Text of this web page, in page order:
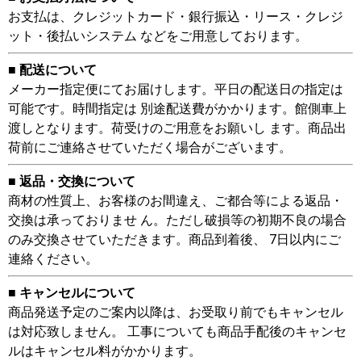
お支払は、クレジットカード・銀行振込・リース・クレジ
ット・後払いシステム などをご用意しております。
■ 配送について
メーカー指定便にてお届けします。平日の配送日の指定は
可能です。時間指定は 別途配送費がかかります。館側車上
渡しとなります。荷受けのご用意をお願いし ます。商品出
荷前にご連絡させていただく場合がございます。
■ 返品・交換について
商材の性質上、お客様のお間違え、ご都合等による返品・
交換は承っておりませ ん。ただし破損等の初期不良の場合
のみ交換させていただきます。商品到着後、 7日以内にご
連絡ください。
■ キャンセルについて
商品発送予定のご案内以降は、お受取り前でもキャンセル
は対応致しません。 工事についても商品手配後のキャンセ
ルはキャンセル料がかかります。